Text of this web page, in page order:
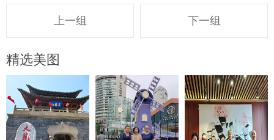
上一组 下一组
精选美图